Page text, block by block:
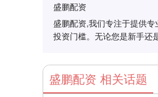
盛鹏配资
盛鹏配资,我们专注于提供
投资门槛。无论您是新手还
盛鹏配资 相关话题